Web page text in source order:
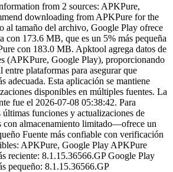
from 2 sources: APKPure,
downloading from APKPure for the
al tamaño del archivo, Google Play ofrece
con 173.6 MB, que es un 5% más pequeña
con 183.0 MB. Apktool agrega datos de
(APKPure, Google Play), proporcionando
plataformas para asegurar que
adecuada. Esta aplicación se mantiene
disponibles en múltiples fuentes. La
fue el 2026-07-08 05:38:42. Para
últimas funciones y actualizaciones de
con almacenamiento limitado—ofrece un
Fuente más confiable con verificación
APKPure, Google Play APKPure
reciente: 8.1.15.36566.GP Google Play
pequeño: 8.1.15.36566.GP